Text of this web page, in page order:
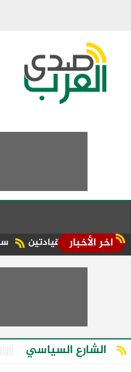
اخر الأخبار ساعه لولادنا القيادتين
الشارع السياسي